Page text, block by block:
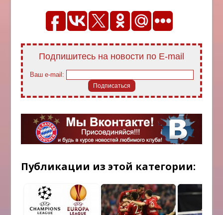
Подпишитесь на новости по E-mail
Ваш e-mail:
Публикации из этой категории: